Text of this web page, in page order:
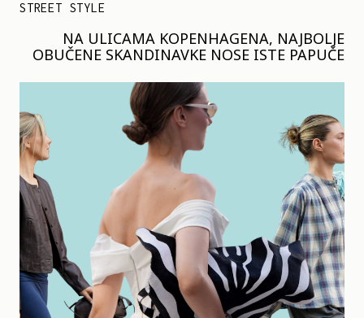
STREET STYLE
NA ULICAMA KOPENHAGENA, NAJBOLJE
OBUČENE SKANDINAVKE NOSE ISTE PAPUČE